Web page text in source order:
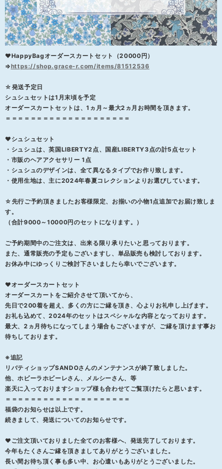
❤HappyBagオーダースカートセット（20000円）
⇒https://shop.grace-r.com/items/81512536
☆発送予定日
シュシュセットは1月末頃を予定
オーダースカートセットは、1ヵ月～最大2ヵ月お時間を頂きます。
＝＝＝＝＝＝＝＝＝＝＝＝＝＝＝＝＝＝＝＝
❤シュシュセット
・シュシュは、英国LIBERTY2点、国産LIBERTY3点の計5点セット
・市販のヘアアクセサリー 1点
・シュシュのデザインは、全て異なるタイプでお作り致します。
・使用生地は、主に2024年春夏コレクションよりお選びしています。
☆先行ご予約頂きましたお客様限定、お揃いの小物1点追加でお届け致しま
す。
（合計9000～10000円のセットになります。）
ご予約期間中のご注文は、出来る限り承りたいと思っております。
また、通常販売の予定もございますし、単品販売も検討しております。
お休み中にゆっくりご検討下さいましたら幸いでございます。
❤オーダースカートセット
オーダースカートをご紹介させて頂いてから、
先日で200着を超え、多くの方にご縁を頂き、心よりお礼申し上げます。
お礼も込めて、2024年のセットはスペシャルな内容となっております。
最大、2ヵ月待ちになってしまう場合もございますが、ご縁を頂けます事お
待ちしております。
※追記
リバティショップSANDOさんのメンテナンスが終了致しました。
他、ホビーラホビーレさん、メルシーさん、等
楽天に入っておりますショップ様も合わせてご覧頂けたらと思います。
＝＝＝＝＝＝＝＝＝＝＝＝＝＝＝＝＝＝＝＝
福袋のお知らせは以上です。
続きまして、発送についてのお知らせです。
❤ご注文頂いておりました全てのお客様へ、発送完了しております。
今年もたくさんご縁を頂きましてありがとうございました。
長い間お待ち頂く事も多い中、お心遣いもありがとうございました。